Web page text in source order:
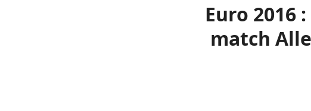
Euro 2016
match